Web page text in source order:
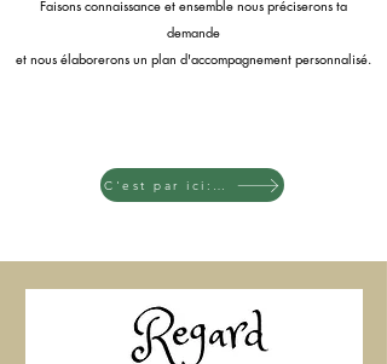
Faisons connaissance et ensemble nous préciserons ta
demande
et nous élaborerons un plan d'accompagnement personnalisé.